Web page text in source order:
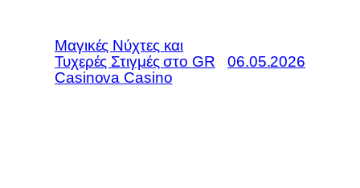
Μαγικές Νύχτες και
Τυχερές Στιγμές στο GR
Casinova Casino
06.05.2026